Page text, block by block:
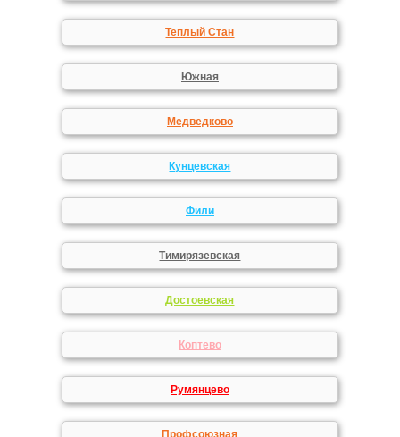
Теплый Стан
Южная
Медведково
Кунцевская
Фили
Тимирязевская
Достоевская
Коптево
Румянцево
Профсоюзная